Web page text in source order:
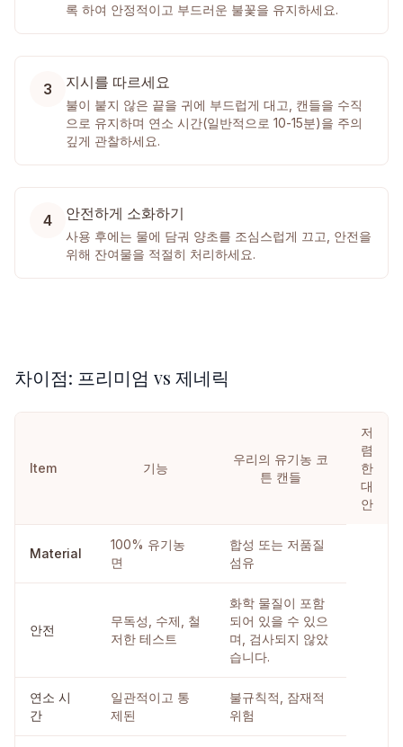
록 하여 안정적이고 부드러운 불꽃을 유지하세요.
3 지시를 따르세요
불이 붙지 않은 끝을 귀에 부드럽게 대고, 캔들을 수직
으로 유지하며 연소 시간(일반적으로 10-15분)을 주의
깊게 관찰하세요.
4 안전하게 소화하기
사용 후에는 물에 담궈 양초를 조심스럽게 끄고, 안전을
위해 잔여물을 적절히 처리하세요.
차이점: 프리미엄 vs 제네릭
Item 기능
우리의 유기농 코
튼 캔들
저
렴
한
대
안
Material
100% 유기농
면
합성 또는 저품질
섬유
안전
무독성, 수제, 철
저한 테스트
화학 물질이 포함
되어 있을 수 있으
며, 검사되지 않았
습니다.
연소 시
간
일관적이고 통
제된
불규칙적, 잠재적
위험